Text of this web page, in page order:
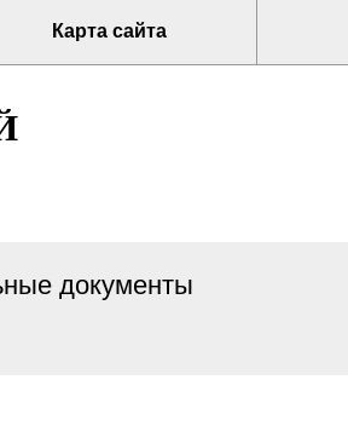
Карта сайта
документы